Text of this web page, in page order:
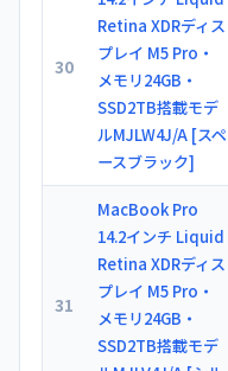
30
Retina XDRディス
プレイ M5 Pro・
メモリ24GB・
SSD2TB搭載モデ
ルMJLW4J/A [スペ
ースブラック]
31
MacBook Pro
14.2インチ Liquid
Retina XDRディス
プレイ M5 Pro・
メモリ24GB・
SSD2TB搭載モデ